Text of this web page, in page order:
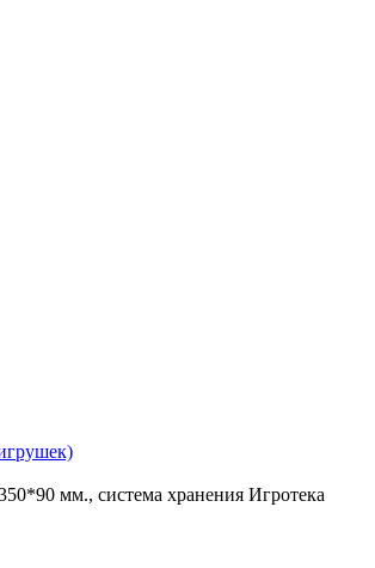
мм., система хранения Игротека